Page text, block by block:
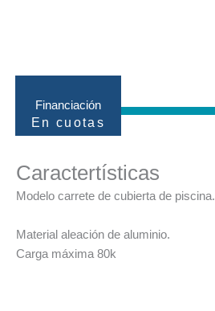
Financiación
En cuotas
Caractertísticas
Modelo carrete de cubierta de piscina.
Material aleación de aluminio.
Carga máxima 80k